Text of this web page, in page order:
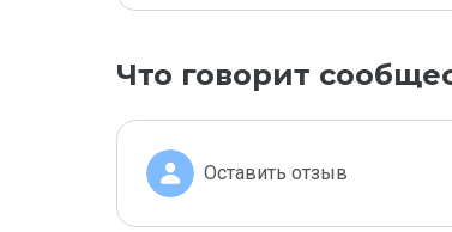
Что говорит
Оставить отзыв